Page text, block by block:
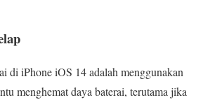
di iPhone iOS 14 adalah menggunakan
menghemat daya baterai, terutama jika